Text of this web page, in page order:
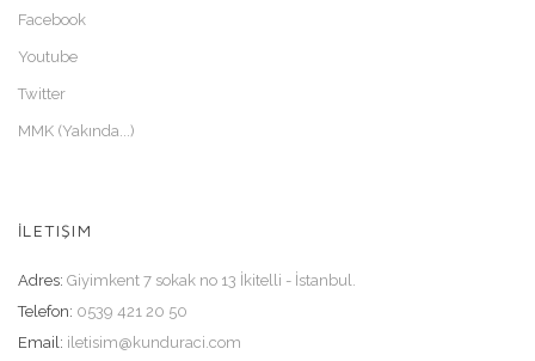
Facebook
Youtube
Twitter
MMK (Yakında...)
İLETIŞIM
Adres: Giyimkent 7 sokak no 13 İkitelli - İstanbul.
Telefon: 0539 421 20 50
Email: iletisim@kunduraci.com